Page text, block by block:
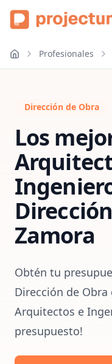
Profesionales
Dirección de Obra
Los
Zamora
Obtén tu
Dirección de
Arquitectos e
presupuesto!